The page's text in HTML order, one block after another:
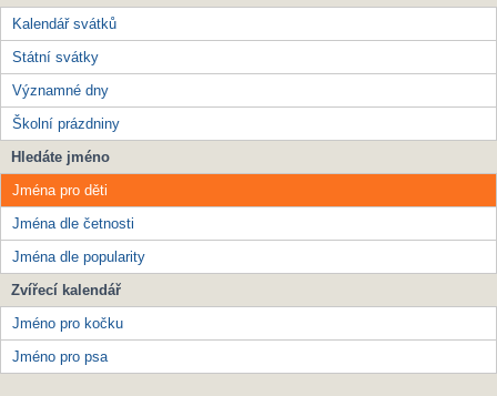
Kalendář svátků
Státní svátky
Významné dny
Školní prázdniny
Hledáte jméno
Jména pro děti
Jména dle četnosti
Jména dle popularity
Zvířecí kalendář
Jméno pro kočku
Jméno pro psa